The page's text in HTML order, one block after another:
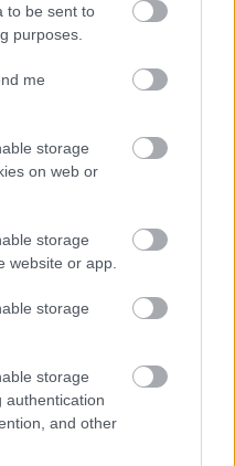
to be sent to
purposes.
me
storage
on web or
storage
website or app.
storage
storage
authentication
and other
gyűjtött avar
adaggal tudjuk
az egészet, de
2 személyes
nagyjából 8-10
fog felgyűlni.
a tetőn, óvatosan
további
amelyek segítenek a
keresztül egyáltalán
Feküdjünk be
nagyobb esőktől, de
és már érezhető
csak kisebb